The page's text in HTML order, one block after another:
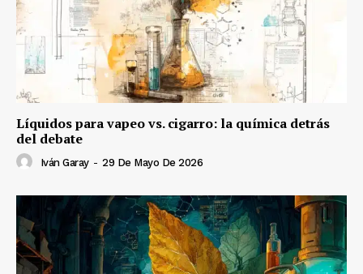
Líquidos para vapeo vs. cigarro: la química detrás
del debate
Iván Garay - 29 De Mayo De 2026